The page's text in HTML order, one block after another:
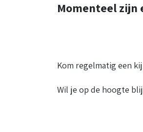
Momenteel zijn
Kom regelmatig een
Wil je op de hoogte